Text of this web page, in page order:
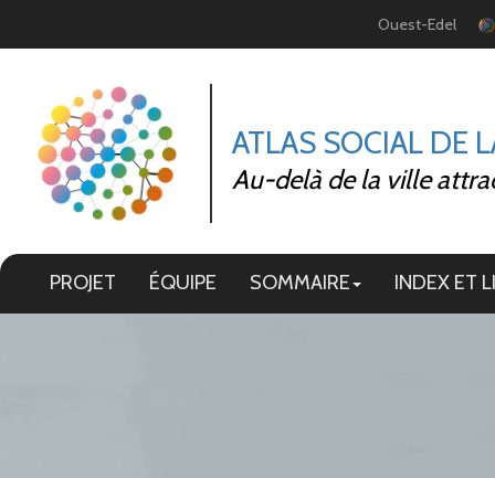
Ouest-Edel
ATLAS SOCIAL DE
Au-delà de la ville
PROJET ÉQUIPE SOMMAIRE INDEX ET